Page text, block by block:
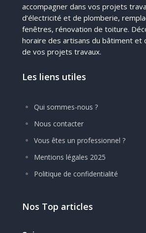
accompagner dans vos projets
d’électricité et de plomberie,
fenêtres, rénovation de toiture.
horaire des artisans du bâtiment et
de vos projets travaux.
Les liens utiles
Qui sommes-nous ?
Nous contacter
Vous êtes un professionnel ?
Mentions légales 2025
Politique de confidentialité
Nos Top articles